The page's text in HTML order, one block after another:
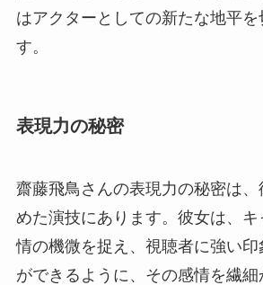
はアクターとしての新たな地平を
す。
表現力の秘密
齋藤飛鳥さんの表現力の秘密は
めた演技にあります。彼女は、
情の機微を捉え、視聴者に強い印
ができるように、その感情を繊